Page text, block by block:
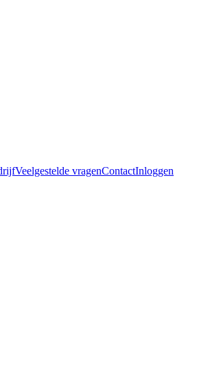
Veelgestelde vragenContactInloggen